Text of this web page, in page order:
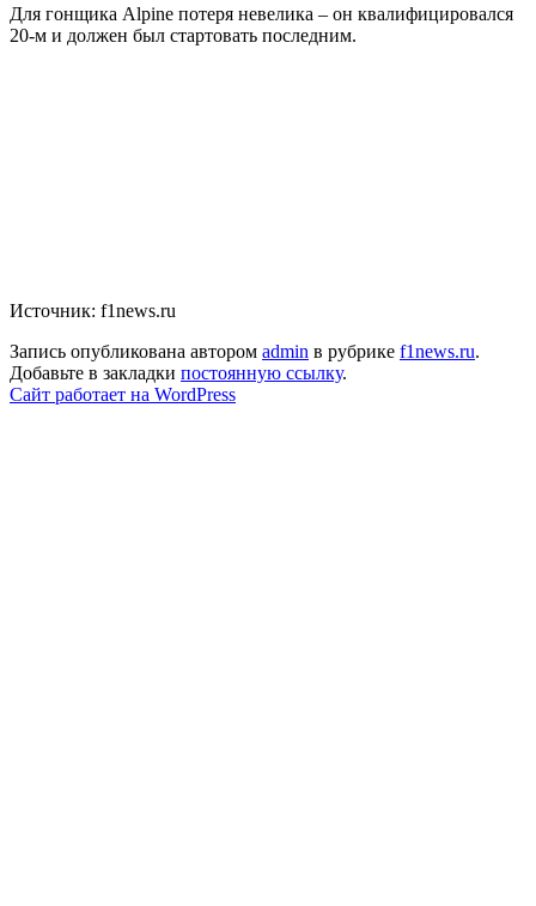
Для гонщика Alpine потеря невелика – он квалифицировался
20-м и должен был стартовать последним.
Источник: f1news.ru
Запись опубликована автором admin в рубрике f1news.ru.
Добавьте в закладки постоянную ссылку.
Сайт работает на WordPress